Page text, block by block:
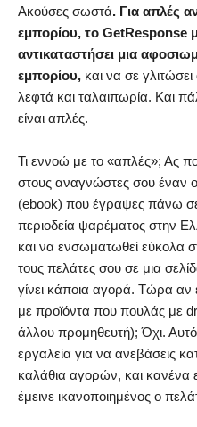
Aκούσες σωστά. Για απλές
εμπορίου, το GetResponse
αντικαταστήσει μια
εμπορίου, και να σε
λεφτά και ταλαιπωρία. Και
είναι απλές.
Τι εννοώ με το «απλές»; Ας
στους αναγνώστες σου έναν
(ebook) που έγραψες πάνω
περιοδεία ψαρέματος στην
και να ενσωματωθεί εύκολα
τους πελάτες σου σε μια
γίνει κάποια αγορά. Τώρα αν
με προϊόντα που πουλάς με
άλλου προμηθευτή); Όχι.
εργαλεία για να ανεβάσεις
καλάθια αγορών, και κανένα
έμεινε ικανοποιημένος ο